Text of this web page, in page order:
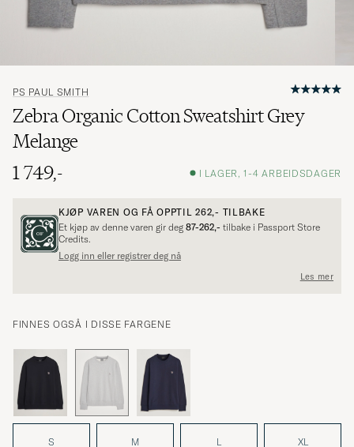
PS PAUL SMITH
Zebra Organic Cotton Sweatshirt Grey
Melange
1 749,-
I LAGER, 1-4 ARBEIDSDAGER
KJØP VAREN OG FÅ OPPTIL262,- TILBAKE
Et kjøp av denne varen gir deg 87-262,- tilbake i Passport Store
Credits.
Logg inn eller registrer deg nå
Les mer
FINNES OGSÅ I DISSE FARGENE
S M L XL